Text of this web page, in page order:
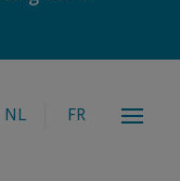
NL FR